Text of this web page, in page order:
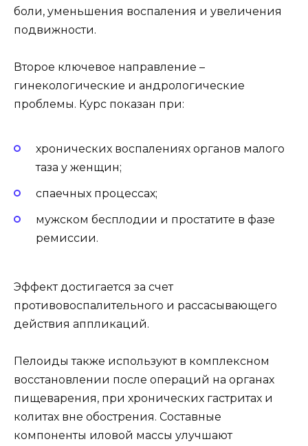
боли, уменьшения воспаления и увеличения
подвижности.
Второе ключевое направление –
гинекологические и андрологические
проблемы. Курс показан при:
хронических воспалениях органов малого
таза у женщин;
спаечных процессах;
мужском бесплодии и простатите в фазе
ремиссии.
Эффект достигается за счет
противовоспалительного и рассасывающего
действия аппликаций.
Пелоиды также используют в комплексном
восстановлении после операций на органах
пищеварения, при хронических гастритах и
колитах вне обострения. Составные
компоненты иловой массы улучшают